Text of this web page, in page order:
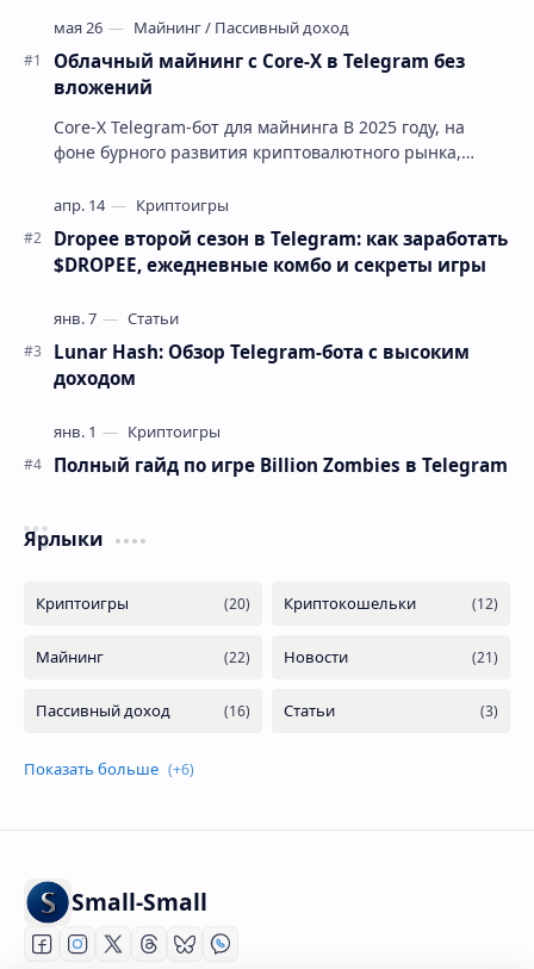
Облачный майнинг с Core-X в Telegram без
вложений
Core-X Telegram-бот для майнинга В 2025 году, на
фоне бурного развития криптовалютного рынка,
рисков и уве…
Dropee второй сезон в Telegram: как заработать
$DROPEE, ежедневные комбо и секреты игры
Lunar Hash: Обзор Telegram-бота с высоким
доходом
Полный гайд по игре Billion Zombies в Telegram
Ярлыки
Small-Small